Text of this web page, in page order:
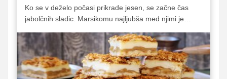
Ko se v deželo počasi prikrade jesen, se začne čas
jabolčnih sladic. Marsikomu najljubša med njimi je
kombinacijo krhkega testa in sočnega jabolčnega
nadeva. Recept, ki vam ga ponujamo v nadaljevanju,
pa je nekakšna nadgradnja priljubljene klasike, saj je
pecivu dodana še okusna vanilijeva krema. Pecivo je